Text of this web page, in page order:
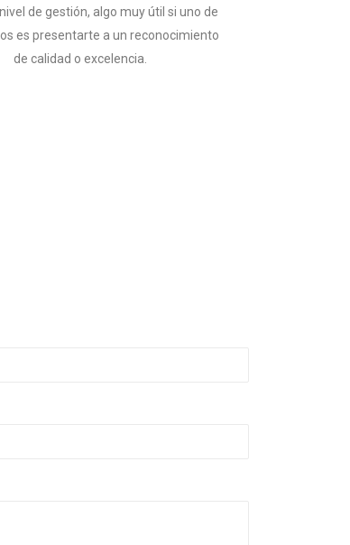
de gestión, algo muy útil si uno de
es presentarte a un reconocimiento
de calidad o excelencia.